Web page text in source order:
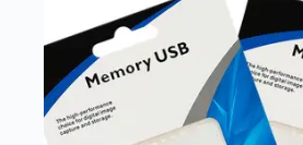
pueden
elegir
en
la
página